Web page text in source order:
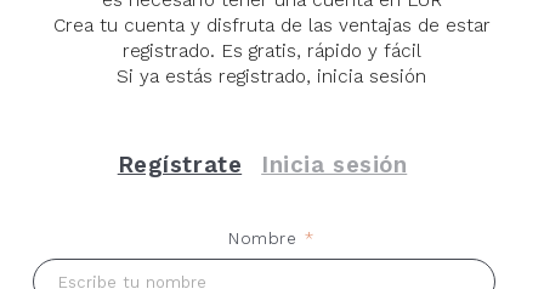
representaciones simbólicas inspiradas en la muerte y
sus ritos. Este gesto editorial, pero con los tres textos
traducidos al inglés, se repite al final y cierra el libro.
predecibles y controlables.
Hazte con tu ejemplar de ‘El paraíso como carne’
Crea tu cuenta y disfruta de las ventajas de estar
registrado. Es gratis, rápido y fácil
Si ya estás registrado, inicia sesión
Regístrate Inicia sesión
Nombre *